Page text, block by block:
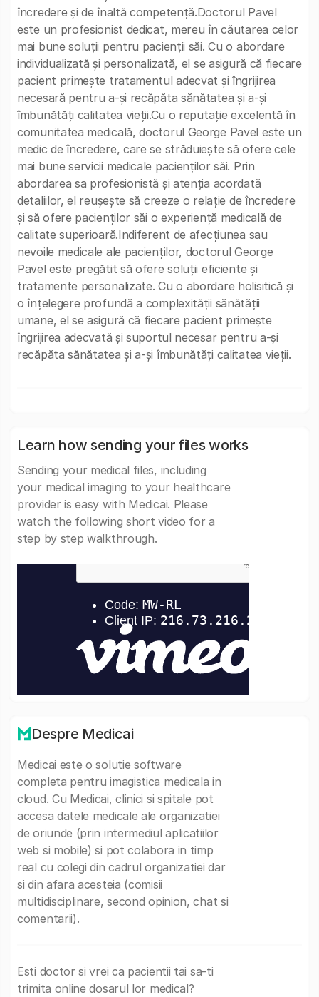
încredere și de înaltă competență.Doctorul Pavel
este un profesionist dedicat, mereu în căutarea celor
mai bune soluții pentru pacienții săi. Cu o abordare
individualizată și personalizată, el se asigură că fiecare
pacient primește tratamentul adecvat și îngrijirea
necesară pentru a-și recăpăta sănătatea și a-și
îmbunătăți calitatea vieții.Cu o reputație excelentă în
comunitatea medicală, doctorul George Pavel este un
medic de încredere, care se străduiește să ofere cele
mai bune servicii medicale pacienților săi. Prin
abordarea sa profesionistă și atenția acordată
detaliilor, el reușește să creeze o relație de încredere
și să ofere pacienților săi o experiență medicală de
calitate superioară.Indiferent de afecțiunea sau
nevoile medicale ale pacienților, doctorul George
Pavel este pregătit să ofere soluții eficiente și
tratamente personalizate. Cu o abordare holisitică și
o înțelegere profundă a complexității sănătății
umane, el se asigură că fiecare pacient primește
îngrijirea adecvată și suportul necesar pentru a-și
recăpăta sănătatea și a-și îmbunătăți calitatea vieții.
Learn how sending your files works
Sending your medical files, including
your medical imaging to your healthcare
provider is easy with Medicai. Please
watch the following short video for a
step by step walkthrough.
Despre Medicai
Medicai este o solutie software
completa pentru imagistica medicala in
cloud. Cu Medicai, clinici si spitale pot
accesa datele medicale ale organizatiei
de oriunde (prin intermediul aplicatiilor
web si mobile) si pot colabora in timp
real cu colegi din cadrul organizatiei dar
si din afara acesteia (comisii
multidisciplinare, second opinion, chat si
comentarii).
Esti doctor si vrei ca pacientii tai sa-ti
trimita online dosarul lor medical?